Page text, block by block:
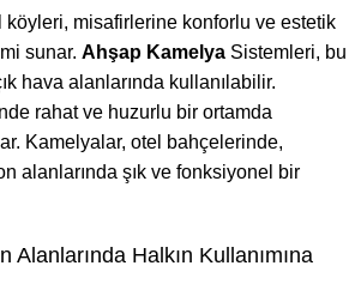
köyleri, misafirlerine konforlu ve estetik
sunar. Ahşap Kamelya Sistemleri, bu
hava alanlarında kullanılabilir.
rahat ve huzurlu bir ortamda
Kamelyalar, otel bahçelerinde,
alanlarında şık ve fonksiyonel bir
Alanlarında Halkın Kullanımına